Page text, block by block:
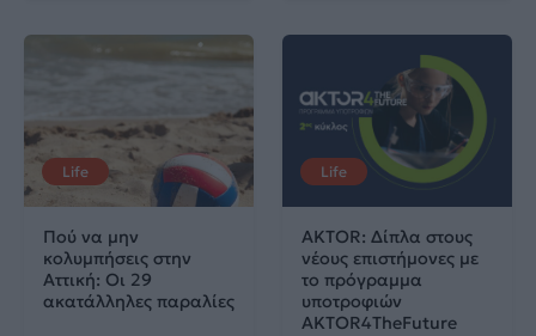
Life
Πού να μην
κολυμπήσεις στην
Αττική: Οι 29
ακατάλληλες παραλίες
Life
AKTOR: Δίπλα στους
νέους επιστήμονες με
το πρόγραμμα
υποτροφιών
AKTOR4TheFuture